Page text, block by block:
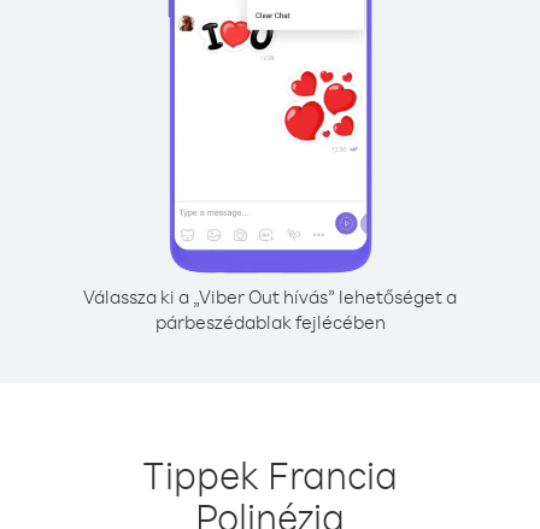
Válassza ki a „Viber Out hívás” lehetőséget a
párbeszédablak fejlécében
Tippek Francia
Polinézia